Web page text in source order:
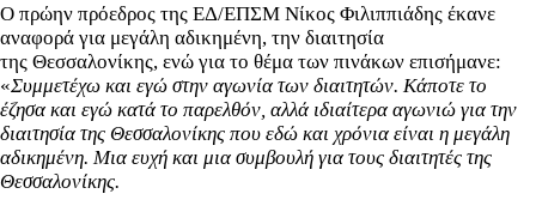
Ο πρώην πρόεδρος της ΕΔ/ΕΠΣΜ Νίκος Φιλιππιάδης έκανε
αναφορά για μεγάλη αδικημένη, την διαιτησία
της Θεσσαλονίκης, ενώ για το θέμα των πινάκων επισήμανε:
«Συμμετέχω και εγώ στην αγωνία των διαιτητών. Κάποτε το
έζησα και εγώ κατά το παρελθόν, αλλά ιδιαίτερα αγωνιώ για την
διαιτησία της Θεσσαλονίκης που εδώ και χρόνια είναι η μεγάλη
αδικημένη. Μια ευχή και μια συμβουλή για τους διαιτητές της
Θεσσαλονίκης.